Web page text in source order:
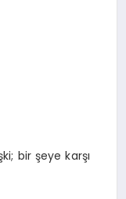
bir şeye karşı